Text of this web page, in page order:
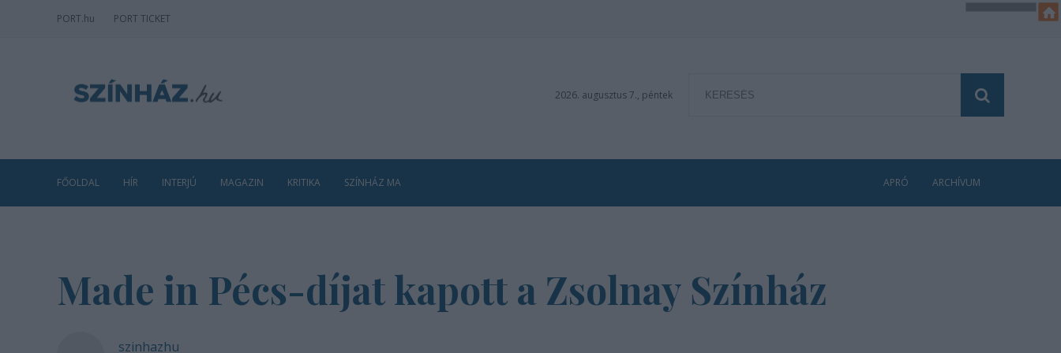
PORT.hu PORT TICKET
2026. augusztus 7., péntek
FŐOLDAL HÍR INTERJÚ MAGAZIN KRITIKA SZÍNHÁZ MA APRÓ ARCHÍVUM
Made in Pécs-díjat kapott a Zsolnay Színház
szinhazhu